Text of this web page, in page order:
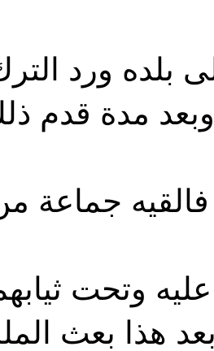
ورد الترك
مدة قدم
فالقيه جماعة
وتحت
هذا بعث